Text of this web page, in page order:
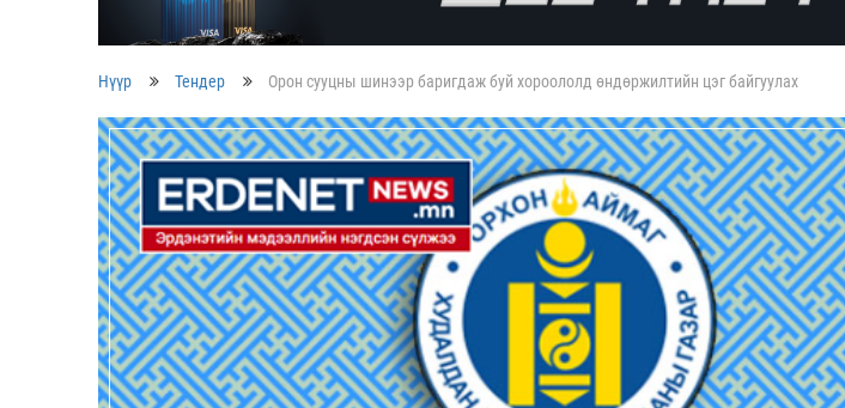
Нүүр Тендер Орон сууцны шинээр баригдаж буй хороололд өндөржилтийн цэг байгуулах